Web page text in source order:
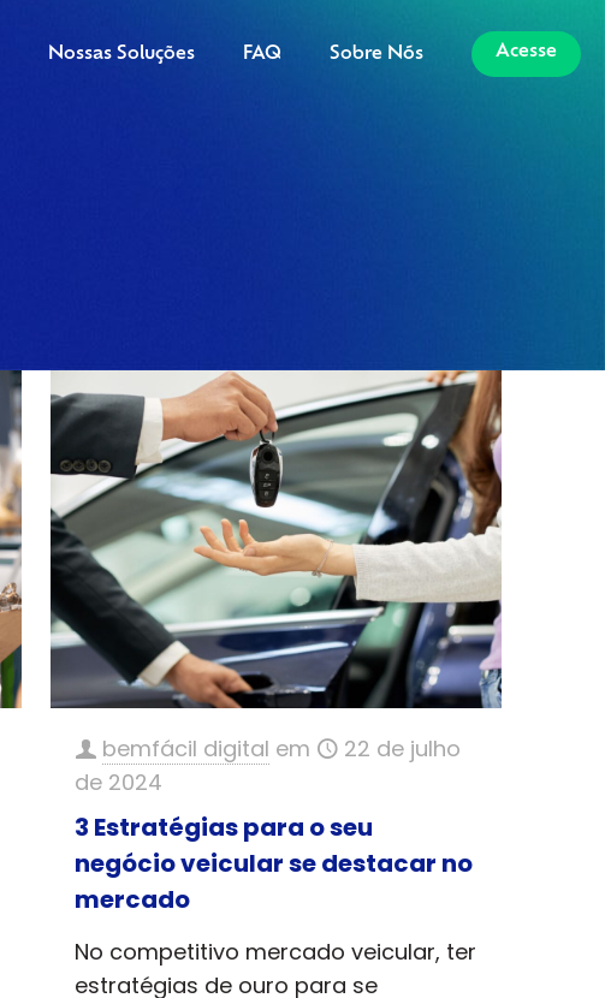
Nossas Soluções FAQ Sobre Nós Acesse
bemfácil digital em
22 de julho
de 2024
3 Estratégias para o seu
negócio veicular se destacar no
mercado
No competitivo mercado veicular, ter
estratégias de ouro para se